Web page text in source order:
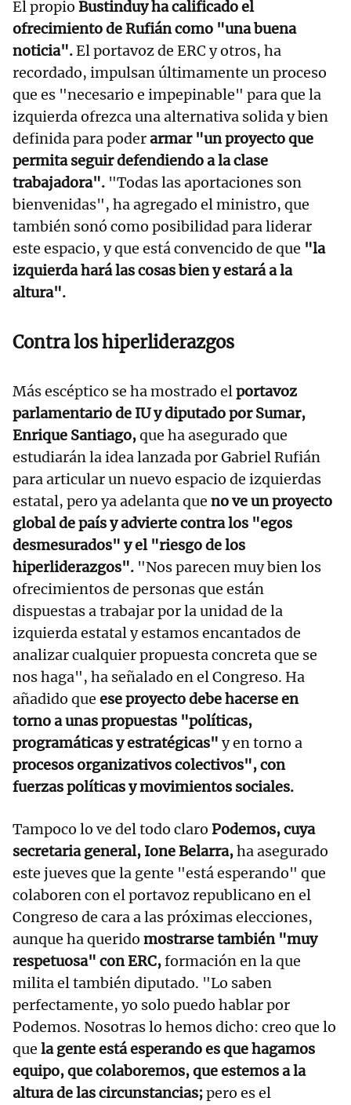
El propio Bustinduy ha calificado el
ofrecimiento de Rufián como "una buena
noticia".El portavoz de ERC y otros, ha
recordado, impulsan últimamente un proceso
que es "necesario e impepinable" para que la
izquierda ofrezca una alternativa solida y bien
definida para poderarmar "un proyecto que
permita seguir defendiendo a la clase
trabajadora". "Todas las aportaciones son
bienvenidas", ha agregado el ministro, que
también sonó como posibilidad para liderar
este espacio, y que está convencido de que "la
izquierda hará las cosas bien y estará a la
altura".
Contra los hiperliderazgos
Más escéptico se ha mostrado elportavoz
parlamentario de IU y diputado por Sumar,
Enrique Santiago,que ha asegurado que
estudiarán la idea lanzada por Gabriel Rufián
para articular un nuevo espacio de izquierdas
estatal, pero ya adelanta que no ve un proyecto
global de país y advierte contra los "egos
desmesurados" y el "riesgo de los
hiperliderazgos". "Nos parecen muy bien los
ofrecimientos de personas que están
dispuestas a trabajar por la unidad de la
izquierda estatal y estamos encantados de
analizar cualquier propuesta concreta que se
nos haga", ha señalado en el Congreso. Ha
añadido que ese proyecto debe hacerse en
torno a unas propuestas "políticas,
programáticas y estratégicas" y en torno a
procesos organizativos colectivos", con
fuerzas políticas y movimientos sociales.
Tampoco lo ve del todo claro Podemos, cuya
secretaria general, Ione Belarra,ha asegurado
este jueves que la gente "está esperando" que
colaboren con el portavoz republicano en el
Congreso de cara a las próximas elecciones,
aunque ha querido mostrarse también "muy
respetuosa" con ERC,formación en la que
milita el también diputado. "Lo saben
perfectamente, yo solo puedo hablar por
Podemos. Nosotras lo hemos dicho: creo que lo
que la gente está esperando es que hagamos
equipo, que colaboremos, que estemos a la
altura de las circunstancias;pero es el